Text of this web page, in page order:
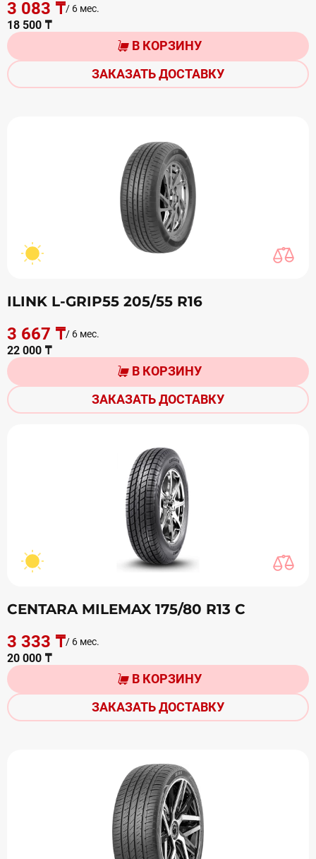
3 083 ₸/ 6 мес.
18 500 ₸
В КОРЗИНУ
ЗАКАЗАТЬ ДОСТАВКУ
ILINK L-GRIP55 205/55 R16
3 667 ₸/ 6 мес.
22 000 ₸
В КОРЗИНУ
ЗАКАЗАТЬ ДОСТАВКУ
CENTARA MILEMAX 175/80 R13 С
3 333 ₸/ 6 мес.
20 000 ₸
В КОРЗИНУ
ЗАКАЗАТЬ ДОСТАВКУ